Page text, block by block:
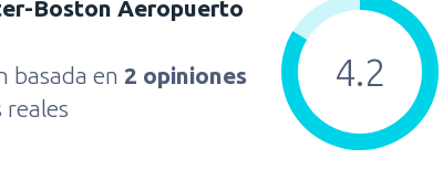
Boston Aeropuerto
basada en 2 opiniones
reales
4.2